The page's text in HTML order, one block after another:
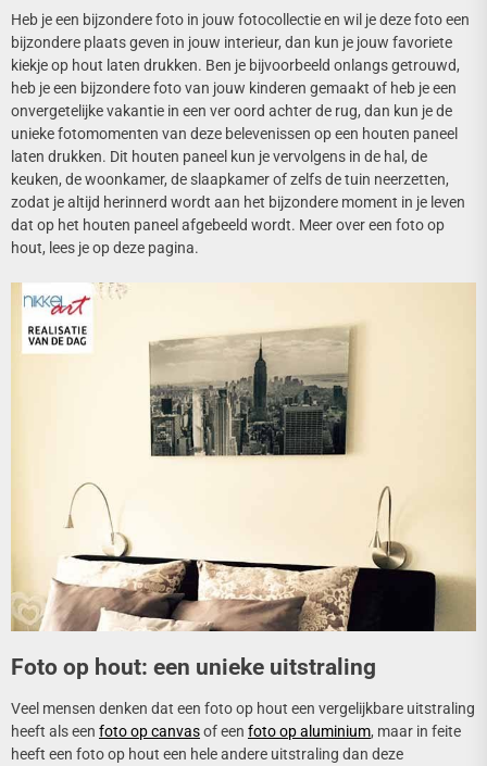
Heb je een bijzondere foto in jouw fotocollectie en wil je deze foto een
bijzondere plaats geven in jouw interieur, dan kun je jouw favoriete
kiekje op hout laten drukken. Ben je bijvoorbeeld onlangs getrouwd,
heb je een bijzondere foto van jouw kinderen gemaakt of heb je een
onvergetelijke vakantie in een ver oord achter de rug, dan kun je de
unieke fotomomenten van deze belevenissen op een houten paneel
laten drukken. Dit houten paneel kun je vervolgens in de hal, de
keuken, de woonkamer, de slaapkamer of zelfs de tuin neerzetten,
zodat je altijd herinnerd wordt aan het bijzondere moment in je leven
dat op het houten paneel afgebeeld wordt. Meer over een foto op
hout, lees je op deze pagina.
Foto op hout: een unieke uitstraling
Veel mensen denken dat een foto op hout een vergelijkbare uitstraling
heeft als een foto op canvasof een foto op aluminium, maar in feite
heeft een foto op hout een hele andere uitstraling dan deze